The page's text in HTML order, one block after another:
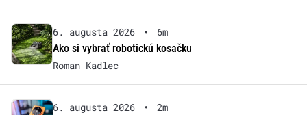
6. augusta 2026 •
6m
Ako si vybrať robotickú kosačku
Roman Kadlec
6. augusta 2026 •
2m